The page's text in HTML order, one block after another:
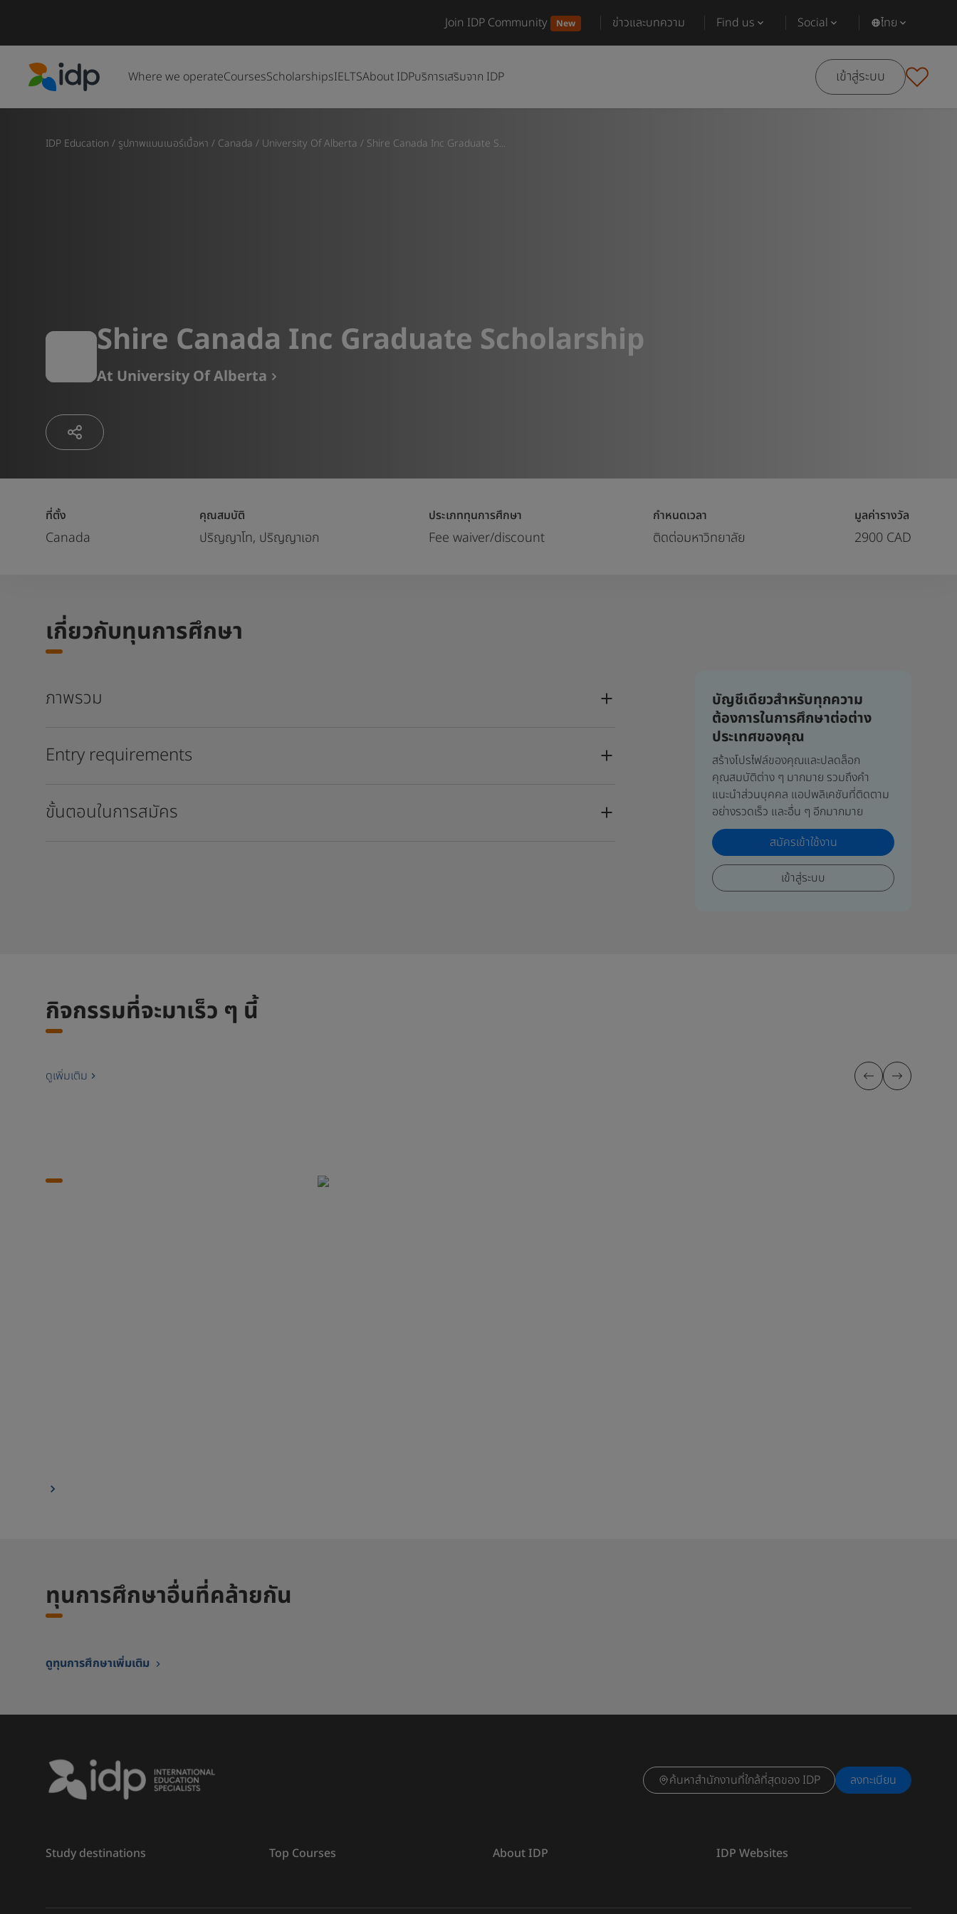
Join IDP Community New ข่าวและบทความ Find us Social ไทย
Where we operateCoursesScholarshipsIELTSAbout IDPบริการเสริมจาก IDP เข้าสู่ระบบ
IDP Education / รูปภาพแบนเนอร์เนื้อหา / Canada / University Of Alberta / Shire Canada Inc Graduate S...
Shire Canada Inc Graduate Scholarship
At University Of Alberta
ที่ตั้ง
Canada
คุณสมบัติ
ปริญญาโท, ปริญญาเอก
ประเภททุนการศึกษา
Fee waiver/discount
กำหนดเวลา
ติดต่อมหาวิทยาลัย
มูลค่ารางวัล
2900 CAD
เกี่ยวกับทุนการศึกษา
ภาพรวม
Entry requirements
ขั้นตอนในการสมัคร
บัญชีเดียวสำหรับทุกความ
ต้องการในการศึกษาต่อต่าง
ประเทศของคุณ
สร้างโปรไฟล์ของคุณและปลดล็อก
คุณสมบัติต่าง ๆ มากมาย รวมถึงคำ
แนะนำส่วนบุคคล แอปพลิเคชันที่ติดตาม
อย่างรวดเร็ว และอื่น ๆ อีกมากมาย
สมัครเข้าใช้งาน
เข้าสู่ระบบ
กิจกรรมที่จะมาเร็ว ๆ นี้
ดูเพิ่มเติม
ทุนการศึกษาอื่นที่คล้ายกัน
ดูทุนการศึกษาเพิ่มเติม
ค้นหาสำนักงานที่ใกล้ที่สุดของ IDP ลงทะเบียน
Study destinations Top Courses About IDP IDP Websites